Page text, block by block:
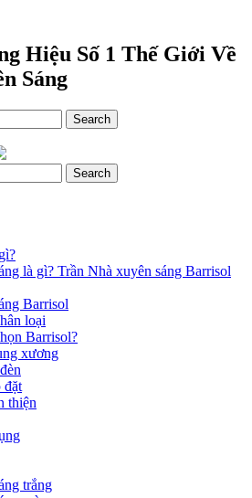
Hiệu Số 1 Thế Giới Về
Sáng
là gì? Trần Nhà xuyên sáng Barrisol
Barrisol
loại
Barrisol?
xương
đặt
thiện
trắng